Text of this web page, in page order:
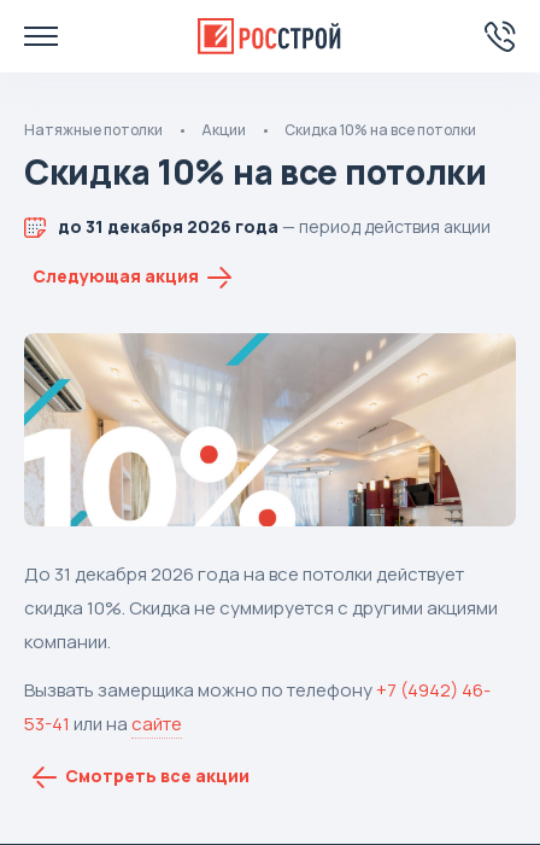
Натяжные потолки Акции Скидка 10% на все потолки
Скидка 10% на все потолки
до 31 декабря 2026 года — период действия акции
Следующая акция
До 31 декабря 2026 года на все потолки действует
скидка 10%. Скидка не суммируется с другими акциями
компании.
Вызвать замерщика можно по телефону+7 (4942) 46-
53-41 или насайте
Смотреть все акции